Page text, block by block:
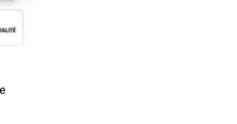
compromise